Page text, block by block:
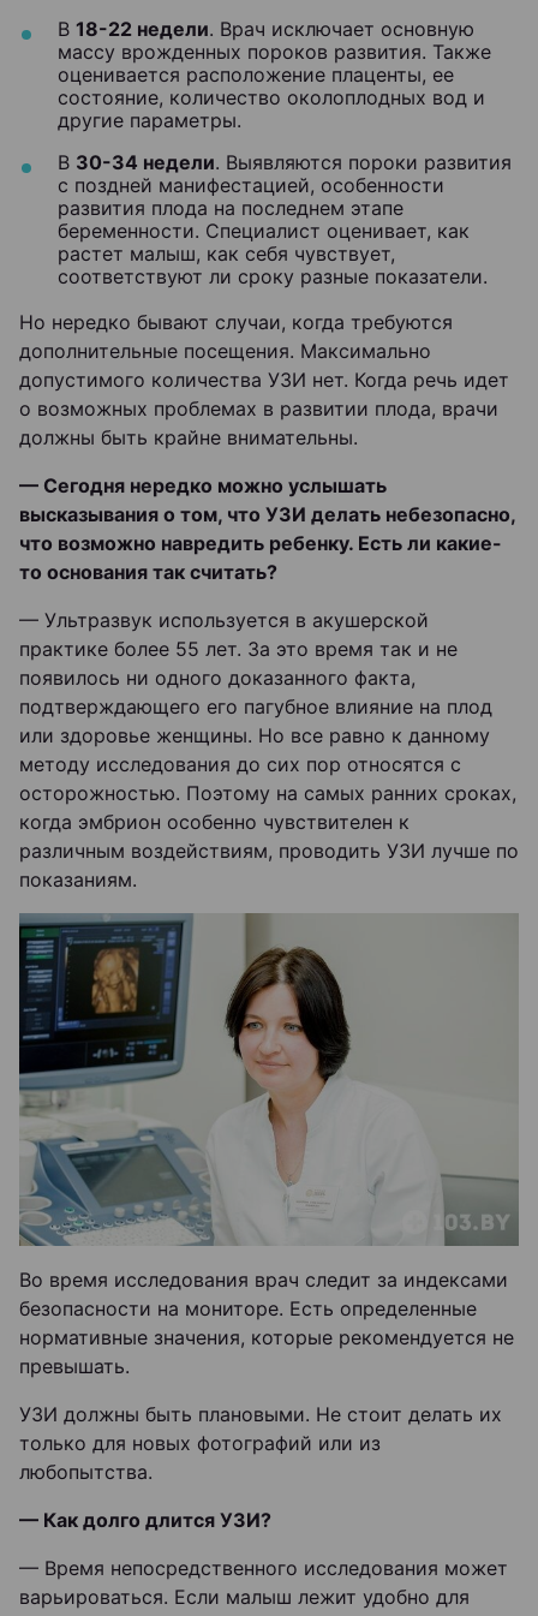
В 18-22 недели. Врач исключает основную
массу врожденных пороков развития. Также
оценивается расположение плаценты, ее
состояние, количество околоплодных вод и
другие параметры.
В 30-34 недели. Выявляются пороки развития
с поздней манифестацией, особенности
развития плода на последнем этапе
беременности. Специалист оценивает, как
растет малыш, как себя чувствует,
соответствуют ли сроку разные показатели.
Но нередко бывают случаи, когда требуются
дополнительные посещения. Максимально
допустимого количества УЗИ нет. Когда речь идет
о возможных проблемах в развитии плода, врачи
должны быть крайне внимательны.
— Сегодня нередко можно услышать
высказывания о том, что УЗИ делать небезопасно,
что возможно навредить ребенку. Есть ли какие-
то основания так считать?
— Ультразвук используется в акушерской
практике более 55 лет. За это время так и не
появилось ни одного доказанного факта,
подтверждающего его пагубное влияние на плод
или здоровье женщины. Но все равно к данному
методу исследования до сих пор относятся с
осторожностью. Поэтому на самых ранних сроках,
когда эмбрион особенно чувствителен к
различным воздействиям, проводить УЗИ лучше по
показаниям.
Во время исследования врач следит за индексами
безопасности на мониторе. Есть определенные
нормативные значения, которые рекомендуется не
превышать.
УЗИ должны быть плановыми. Не стоит делать их
только для новых фотографий или из
любопытства.
— Как долго длится УЗИ?
— Время непосредственного исследования может
варьироваться. Если малыш лежит удобно для